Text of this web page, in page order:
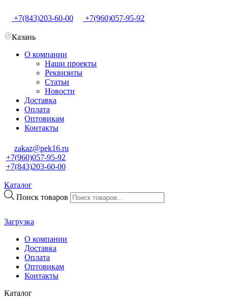
+7(843)203-60-00 +7(960)057-95-92
Казань
О компании
Наши проекты
Реквизиты
Статьи
Новости
Доставка
Оплата
Оптовикам
Контакты
zakaz@pek16.ru
+7(960)057-95-92
+7(843)203-60-00
Каталог
Поиск товаров
Загрузка
О компании
Доставка
Оплата
Оптовикам
Контакты
Каталог